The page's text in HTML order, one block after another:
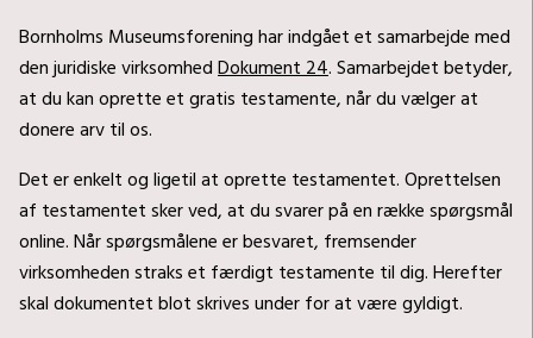
Bornholms Museumsforening har indgået et samarbejde med
den juridiske virksomhedDokument 24. Samarbejdet betyder,
at du kan oprette et gratis testamente, når du vælger at
donere arv til os.
Det er enkelt og ligetil at oprette testamentet. Oprettelsen
af testamentet sker ved, at du svarer på en række spørgsmål
online. Når spørgsmålene er besvaret, fremsender
virksomheden straks et færdigt testamente til dig. Herefter
skal dokumentet blot skrives under for at være gyldigt.